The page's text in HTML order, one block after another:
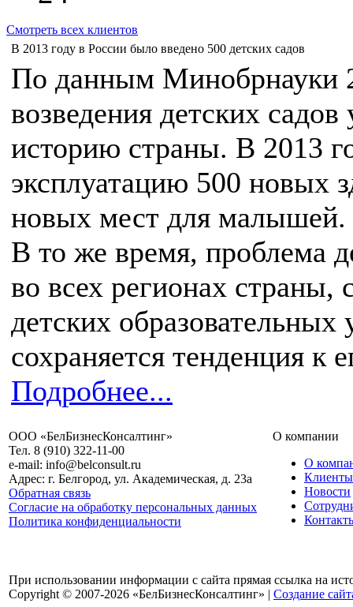
Смотреть всех клиентов
В 2013 году в России было введено 500 детских садов
По данным Минобрнауки
возведения детских
историю страны. В 2013
эксплуатацию 500 новых
новых мест для малышей.
В то же время, проблема
во всех регионах страны,
детских
сохраняется тенденция к
Подробнее...
ООО «БелБизнесКонсалтинг»
Тел. 8 (910) 322-11-00
e-mail: info@belconsult.ru
Адрес: г. Белгород, ул. Академическая, д. 23а
Обратная связь
Согласие на обработку персональных данных
Политика конфиденциальности
О компании
О
Клиенты
Новости
При использовании информации с сайта прямая ссылка на
Copyright © 2007-2026 «БелБизнесКонсалтинг» | Создание